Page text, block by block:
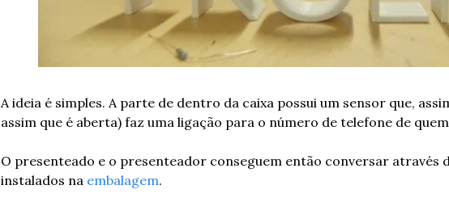
A ideia é simples. A parte de dentro da caixa possui um sensor que,
assim que é aberta) faz uma ligação para o número de telefone de
O presenteado e o presenteador conseguem então conversar através
instalados na embalagem.